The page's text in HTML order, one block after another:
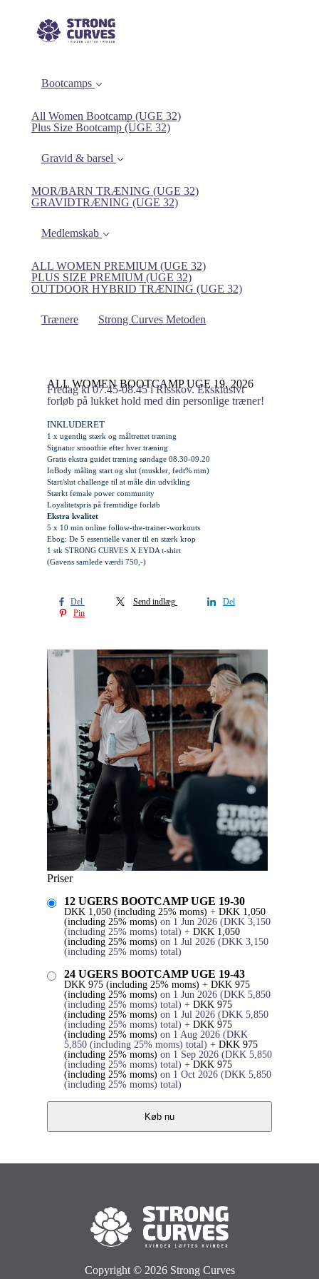
Bootcamps
All Women Bootcamp (UGE 32)
Plus Size Bootcamp (UGE 32)
Gravid & barsel
MOR/BARN TRÆNING (UGE 32)
GRAVIDTRÆNING (UGE 32)
Medlemskab
ALL WOMEN PREMIUM (UGE 32)
PLUS SIZE PREMIUM (UGE 32)
OUTDOOR HYBRID TRÆNING (UGE 32)
Trænere Strong Curves Metoden
ALL WOMEN BOOTCAMP UGE 19, 2026
Fredag kl 07.45-08.45 i Risskov. Eksklusivt
forløb på lukket hold med din personlige træner!
INKLUDERET
1 x ugentlig stærk og måltrettet træning
Signatur smoothie efter hver træning
Gratis ekstra guidet træning søndage 08.30-09.20
InBody måling start og slut (muskler, fedt% mm)
Start/slut challenge til at måle din udvikling
Stærkt female power community
Loyalitetspris på fremtidige forløb
Ekstra kvalitet
5 x 10 min online follow-the-trainer-workouts
Ebog: De 5 essentielle vaner til en stærk krop
1 stk STRONG CURVES X EYDA t-shirt
(Gavens samlede værdi 750,-)
Del Send indlæg
Del
Pin
Priser
12 UGERS BOOTCAMP UGE 19-30
DKK 1,050 (including 25% moms) + DKK 1,050
(including 25% moms) on 1 Jun 2026 (DKK 3,150
(including 25% moms) total) + DKK 1,050
(including 25% moms) on 1 Jul 2026 (DKK 3,150
(including 25% moms) total)
24 UGERS BOOTCAMP UGE 19-43
DKK 975 (including 25% moms) + DKK 975
(including 25% moms) on 1 Jun 2026 (DKK 5,850
(including 25% moms) total) + DKK 975
(including 25% moms) on 1 Jul 2026 (DKK 5,850
(including 25% moms) total) + DKK 975
(including 25% moms) on 1 Aug 2026 (DKK
5,850 (including 25% moms) total) + DKK 975
(including 25% moms) on 1 Sep 2026 (DKK 5,850
(including 25% moms) total) + DKK 975
(including 25% moms) on 1 Oct 2026 (DKK 5,850
(including 25% moms) total)
Køb nu
Copyright © 2026 Strong Curves